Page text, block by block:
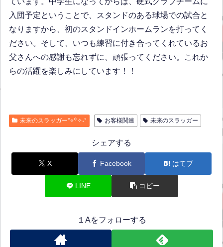
入団予定ということで、スタンドのある球場での試合と
なりますから、初のスタンドインホームランを打ってく
ださい。そして、いつも練習に付き合ってくれているお
父さんへの感謝も忘れずに、頑張ってください。これか
らの活躍を楽しみにしています！！
未来のスラッガー°⌖꙳✧˖° お客様関連 未来のスラッガー
シェアする
X Facebook はてブ
LINE コピー
１Aをフォローする